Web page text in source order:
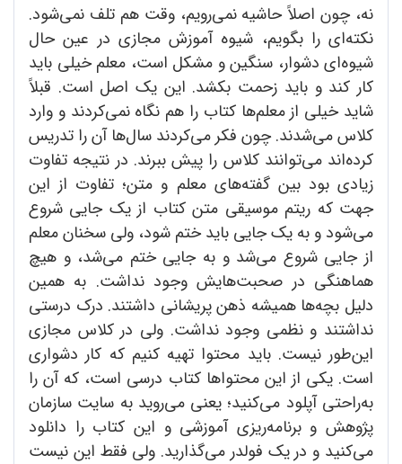
نه، چون اصلاً حاشیه نمی‌رویم، وقت هم تلف نمی‌شود.
نکته‌ای را بگویم، شیوه آموزش مجازی در عین حال
شیوه‌ای دشوار، سنگین و مشکل است، معلم خیلی باید
کار کند و باید زحمت بکشد. این یک اصل است. قبلاً
شاید خیلی از معلم‌ها کتاب را هم نگاه نمی‌کردند و وارد
کلاس می‌شدند. چون فکر می‌کردند سال‌ها آن را تدریس
کرده‌اند می‌توانند کلاس را پیش ‌ببرند. در نتیجه تفاوت
زیادی بود بین گفته‌های معلم و متن؛ تفاوت از این
جهت که ریتم موسیقی متن کتاب از یک جایی شروع
می‌شود و به یک جایی باید ختم ‌شود، ولی سخنان معلم
از جایی شروع می‌شد و به جایی ختم می‌شد، و هیچ
هماهنگی در صحبت‌هایش وجود نداشت. به همین
دلیل بچه‌ها همیشه ذهن پریشانی داشتند. درک درستی
نداشتند و نظمی وجود نداشت. ولی در کلاس مجازی
این‌طور نیست. باید محتوا تهیه کنیم که کار دشواری
است. یکی از این محتواها کتاب درسی است، که آن را
به‌راحتی آپلود می‌کنید؛ یعنی می‌روید به سایت سازمان
پژوهش و برنامه‌ریزی آموزشی و این کتاب را دانلود
می‌کنید و در یک فولدر می‌گذارید. ولی فقط این نیست